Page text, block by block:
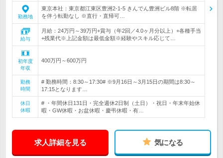
勤務地
東京本社：東京都江東区豊洲2-1-5 きんでん豊洲ビル8階 ※転居
を伴う転勤なし ※直行・直帰可…
給与
月給：24万円～39万円+賞与（年2回／4.0ヶ月分以上）+各種手当
+残業代※上記金額は最低金額※経験やスキル応じて…
初年度
年収
400万円～600万円
勤務
時間
# 勤務時間：8:30～17:30# ※9月16日～3月15日の期間は8:30～
17:15となります…
休日
休暇
# ・年間休日131日・完全週休2日制（土日）・祝日・年末年始休
暇・GW休暇・お盆休暇・慶弔休暇・有…
求人詳細を見る 気になる